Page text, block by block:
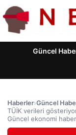
Güncel
Haberler›Güncel
TÜİK verileri
Güncel ekonomi